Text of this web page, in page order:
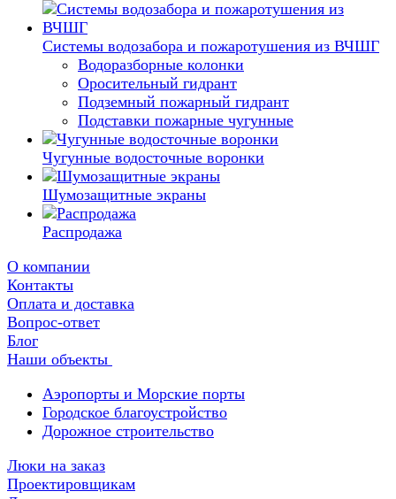
Системы водозабора и пожаротушения из ВЧШГ
Водоразборные колонки
Оросительный гидрант
Подземный пожарный гидрант
Подставки пожарные чугунные
Чугунные водосточные воронки
Шумозащитные экраны
Распродажа
О компании
Контакты
Оплата и доставка
Вопрос-ответ
Блог
Наши объекты
Аэропорты и Морские порты
Городское благоустройство
Дорожное строительство
Люки на заказ
Проектировщикам